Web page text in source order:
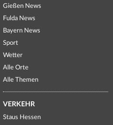
Gießen News
Fulda News
Bayern News
Sport
Wetter
Alle Orte
Alle Themen
VERKEHR
Staus Hessen